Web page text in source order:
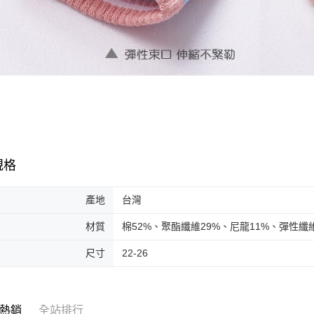
格
產地 台灣
材質 棉52%、聚酯纖維29%、尼龍11%、彈性纖
尺寸 22-26
銷 全站排行